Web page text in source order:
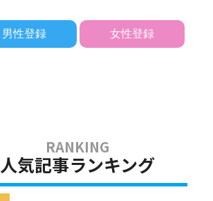
男性登録 女性登録
人気記事ランキング